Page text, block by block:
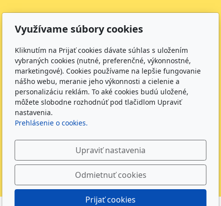
Kontakt
+421 469 311 598 - 1. trieda
+421 469 311 530 - 2. trieda
+421 469 311 530 - Vedúca učitelľka
skolka@inpage.sk
Prevádzková doba
Sledujte nás
Využívame súbory cookies
Kliknutím na Prijať cookies dávate súhlas s uložením
vybraných cookies (nutné, preferenčné, výkonnostné,
marketingové). Cookies používame na lepšie fungovanie
nášho webu, meranie jeho výkonnosti a cielenie a
personalizáciu reklám. To aké cookies budú uložené,
môžete slobodne rozhodnúť pod tlačidlom Upraviť
nastavenia.
Prehlásenie o cookies.
Upraviť nastavenia
Odmietnuť cookies
Prijať cookies